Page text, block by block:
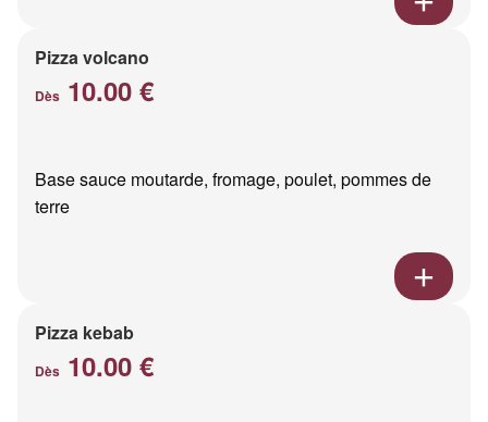
Pizza volcano
Dès 10.00 €
Base sauce moutarde, fromage, poulet, pommes de
terre
Pizza kebab
Dès 10.00 €